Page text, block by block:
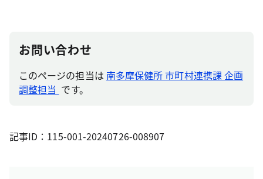
お問い合わせ
このページの担当は 南多摩保健所 市町村連携課 企画
調整担当 です。
記事ID：115-001-20240726-008907